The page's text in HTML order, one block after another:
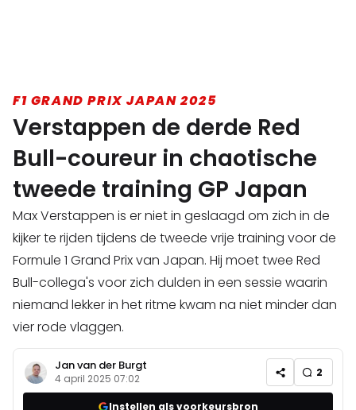
F1 GRAND PRIX JAPAN 2025
Verstappen de derde Red
Bull-coureur in chaotische
tweede training GP Japan
Max Verstappen is er niet in geslaagd om zich in de
kijker te rijden tijdens de tweede vrije training voor de
Formule 1 Grand Prix van Japan. Hij moet twee Red
Bull-collega's voor zich dulden in een sessie waarin
niemand lekker in het ritme kwam na niet minder dan
vier rode vlaggen.
Jan van der Burgt
4 april 2025 07:02 2
Instellen als voorkeursbron